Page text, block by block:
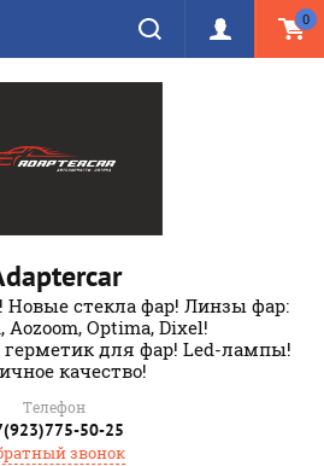
0
Новые стекла фар! Линзы фар:
Aozoom, Optima, Dixel!
для фар! Led-лампы!
качество!
Телефон
50-25
звонок